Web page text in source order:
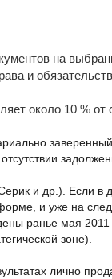
на
и
около 10 % от
и др.). Если в
и уже на
ранье мая
зоне).
лично